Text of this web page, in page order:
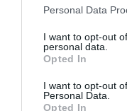
Please note that this
not limited to your visit
grant or deny consent
use your data for
consent section.
Personal Data
I want to opt-out
personal data.
Opted In
I want to opt-out
Personal Data.
Opted In